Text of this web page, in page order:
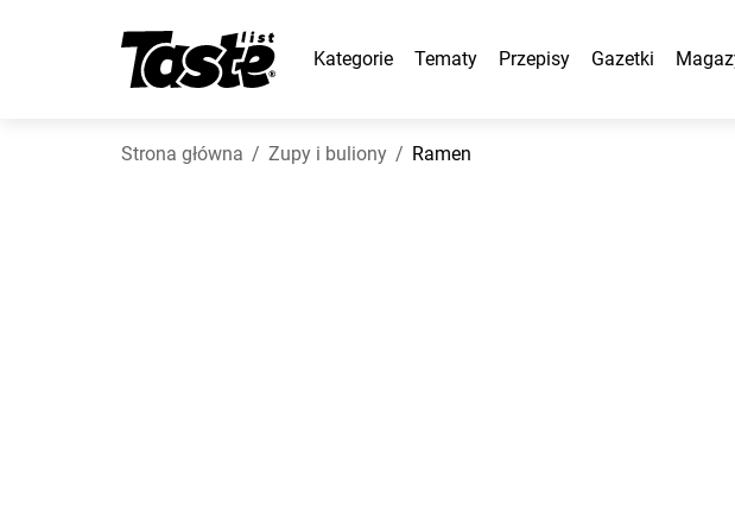
Kategorie Tematy Przepisy Gazetki
Strona główna Zupy i buliony Ramen